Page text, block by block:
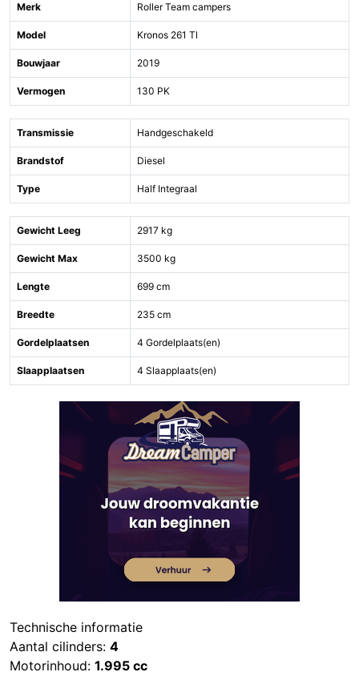
Merk Roller Team campers
Model Kronos 261 Tl
Bouwjaar 2019
Vermogen 130 PK
Transmissie Handgeschakeld
Brandstof Diesel
Type Half Integraal
Gewicht Leeg 2917 kg
Gewicht Max 3500 kg
Lengte 699 cm
Breedte 235 cm
Gordelplaatsen 4 Gordelplaats(en)
Slaapplaatsen 4 Slaapplaats(en)
Technische informatie
Aantal cilinders: 4
Motorinhoud: 1.995 cc